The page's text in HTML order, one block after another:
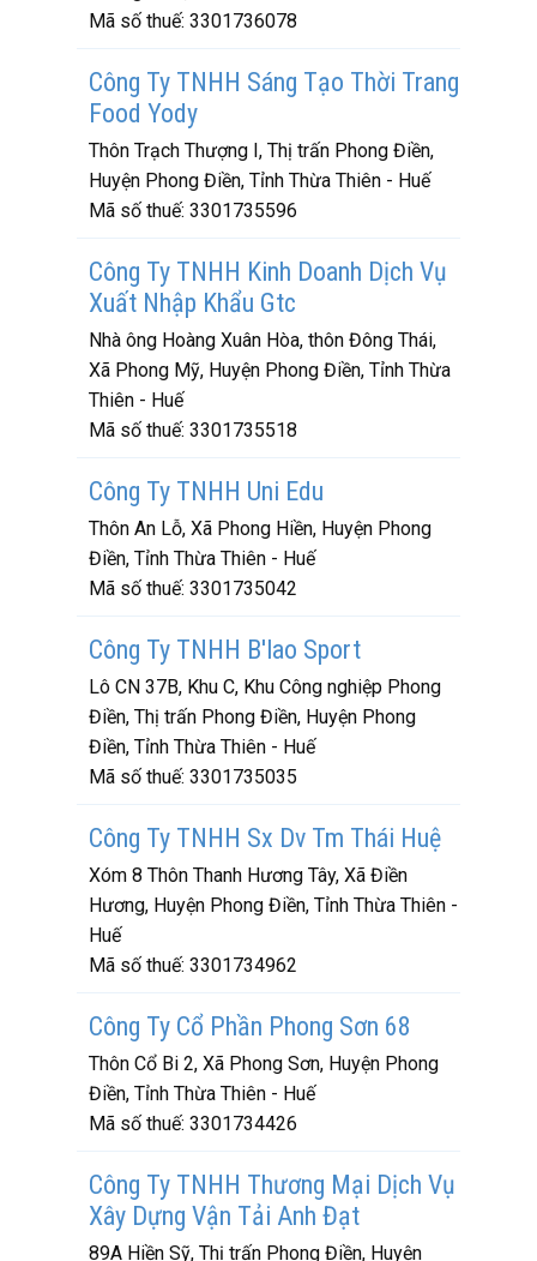
Mã số thuế: 3301736078
Công Ty TNHH Sáng Tạo Thời Trang
Food Yody
Thôn Trạch Thượng I, Thị trấn Phong Điền,
Huyện Phong Điền, Tỉnh Thừa Thiên - Huế
Mã số thuế: 3301735596
Công Ty TNHH Kinh Doanh Dịch Vụ
Xuất Nhập Khẩu Gtc
Nhà ông Hoàng Xuân Hòa, thôn Đông Thái,
Xã Phong Mỹ, Huyện Phong Điền, Tỉnh Thừa
Thiên - Huế
Mã số thuế: 3301735518
Công Ty TNHH Uni Edu
Thôn An Lỗ, Xã Phong Hiền, Huyện Phong
Điền, Tỉnh Thừa Thiên - Huế
Mã số thuế: 3301735042
Công Ty TNHH B'lao Sport
Lô CN 37B, Khu C, Khu Công nghiệp Phong
Điền, Thị trấn Phong Điền, Huyện Phong
Điền, Tỉnh Thừa Thiên - Huế
Mã số thuế: 3301735035
Công Ty TNHH Sx Dv Tm Thái Huệ
Xóm 8 Thôn Thanh Hương Tây, Xã Điền
Hương, Huyện Phong Điền, Tỉnh Thừa Thiên -
Huế
Mã số thuế: 3301734962
Công Ty Cổ Phần Phong Sơn 68
Thôn Cổ Bi 2, Xã Phong Sơn, Huyện Phong
Điền, Tỉnh Thừa Thiên - Huế
Mã số thuế: 3301734426
Công Ty TNHH Thương Mại Dịch Vụ
Xây Dựng Vận Tải Anh Đạt
89A Hiền Sỹ, Thị trấn Phong Điền, Huyện